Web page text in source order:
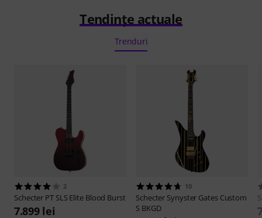
Tendințe actuale
Trenduri
2
Schecter PT SLS Elite Blood Burst
7.899 lei
10
Schecter Synyster Gates Custom
S BKGD